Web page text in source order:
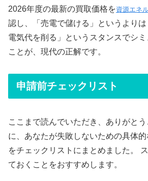
2026年度の最新の買取価格を資源エネ
認し、「売電で儲ける」というより
電気代を削る」というスタンスでシ
ことが、現代の正解です。
申請前チェックリスト
ここまで読んでいただき、ありがと
に、あなたが失敗しないための具体
をチェックリストにまとめました。
ておくことをおすすめします。